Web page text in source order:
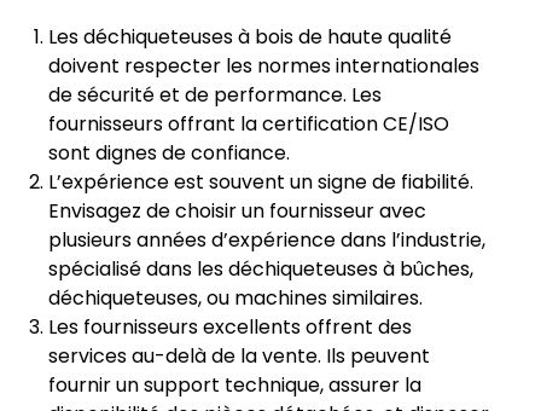
Les déchiqueteuses à bois de haute qualité
doivent respecter les normes internationales
de sécurité et de performance. Les
fournisseurs offrant la certification CE/ISO
sont dignes de confiance.
L’expérience est souvent un signe de fiabilité.
Envisagez de choisir un fournisseur avec
plusieurs années d’expérience dans l’industrie,
spécialisé dans les déchiqueteuses à bûches,
déchiqueteuses, ou machines similaires.
Les fournisseurs excellents offrent des
services au-delà de la vente. Ils peuvent
fournir un support technique, assurer la